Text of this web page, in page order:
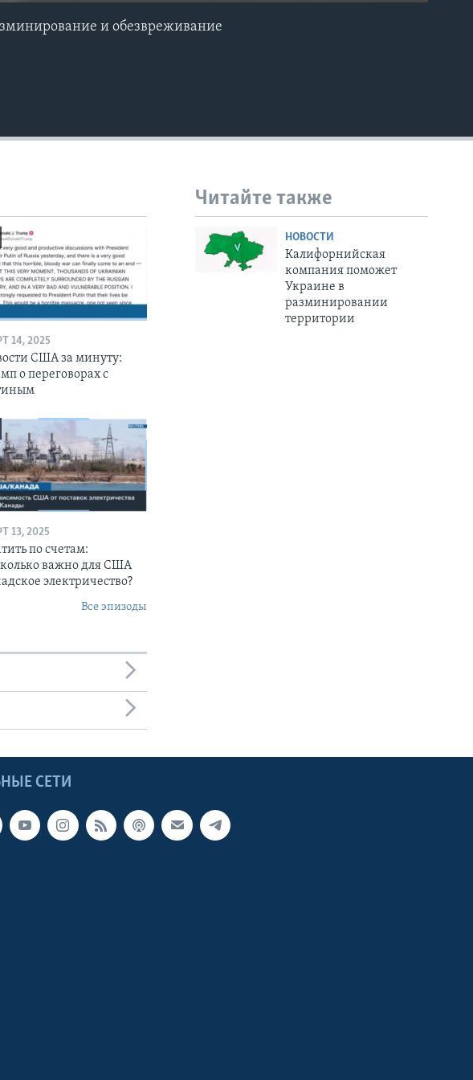
и обезвреживание
Читайте также
НОВОСТИ
Калифорнийская
компания поможет
Украине в
разминировании
территории
14, 2025
США за минуту:
о переговорах с
13, 2025
по счетам:
важно для США
электричество?
Все эпизоды
СЕТИ